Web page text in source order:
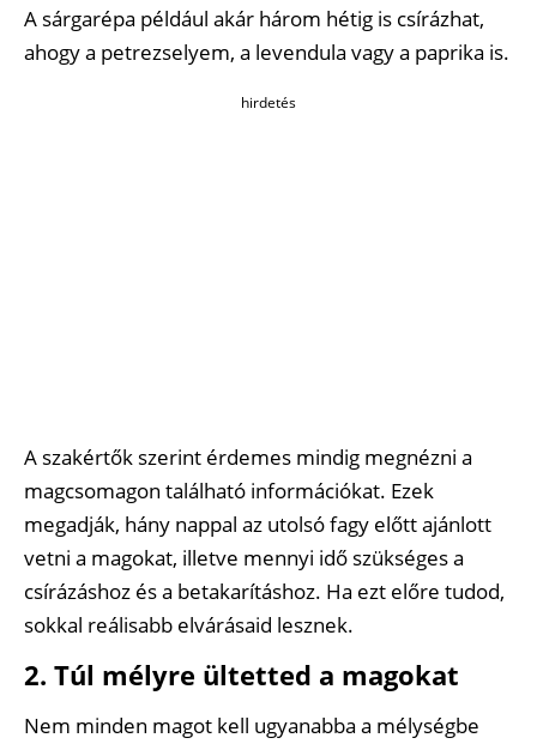
A sárgarépa például akár három hétig is csírázhat,
ahogy a petrezselyem, a levendula vagy a paprika is.
hirdetés
A szakértők szerint érdemes mindig megnézni a
magcsomagon található információkat. Ezek
megadják, hány nappal az utolsó fagy előtt ajánlott
vetni a magokat, illetve mennyi idő szükséges a
csírázáshoz és a betakarításhoz. Ha ezt előre tudod,
sokkal reálisabb elvárásaid lesznek.
2. Túl mélyre ültetted a magokat
Nem minden magot kell ugyanabba a mélységbe